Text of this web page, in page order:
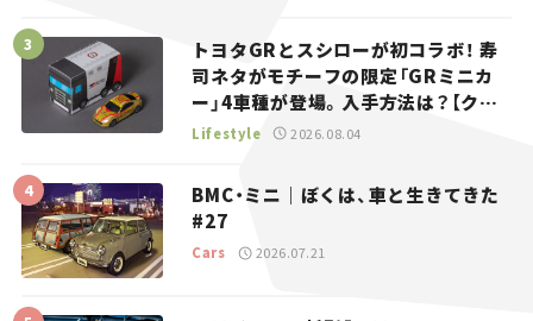
トヨタGRとスシローが初コラボ！ 寿
司ネタがモチーフの限定「GRミニカ
ー」4車種が登場。入手方法は？【クル
マとホビー】
Lifestyle 2026.08.04
BMC・ミニ｜ぼくは、車と生きてきた
#27
Cars 2026.07.21